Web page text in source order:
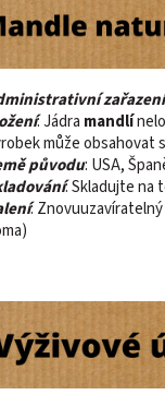
zařazení
: Jádra mandlí
může obsahovat
původu: USA,
: Skladujte na
: